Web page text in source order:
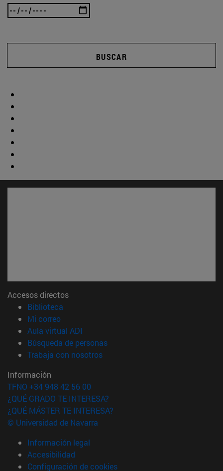
BUSCAR
Accesos directos
Biblioteca
Mi correo(abre en nueva ventana)
Aula virtual ADI
Búsqueda de personas(abre en nueva ventana)
Trabaja con nosotros(abre en nueva ventana)
Información
TFNO +34 948 42 56 00
¿QUÉ GRADO TE INTERESA?
¿QUÉ MÁSTER TE INTERESA?
© Universidad de Navarra
Información legal
Accesibilidad
Configuración de cookies